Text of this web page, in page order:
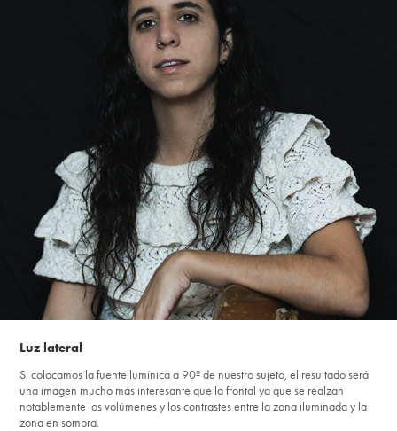
Luz lateral
Si colocamos la fuente lumínica a 90º de nuestro sujeto, el resultado será
una imagen mucho más interesante que la frontal ya que se realzan
notablemente los volúmenes y los contrastes entre la zona iluminada y la
zona en sombra.